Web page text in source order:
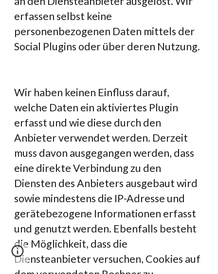
erfassen selbst keine
personenbezogenen Daten mittels der
Social Plugins oder über deren Nutzung.
Wir haben keinen Einfluss darauf,
welche Daten ein aktiviertes Plugin
erfasst und wie diese durch den
Anbieter verwendet werden. Derzeit
muss davon ausgegangen werden, dass
eine direkte Verbindung zu den
Diensten des Anbieters ausgebaut wird
sowie mindestens die IP-Adresse und
gerätebezogene Informationen erfasst
und genutzt werden. Ebenfalls besteht
die Möglichkeit, dass die
Diensteanbieter versuchen, Cookies auf